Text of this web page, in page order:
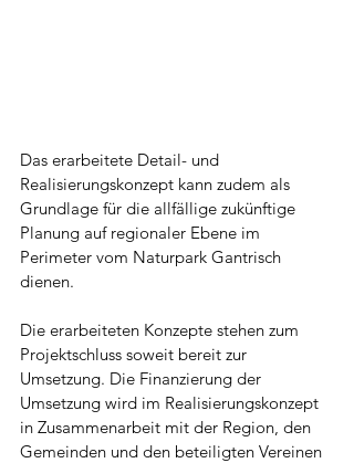
Das erarbeitete Detail- und
Realisierungskonzept kann zudem als
Grundlage für die allfällige zukünftige
Planung auf regionaler Ebene im
Perimeter vom Naturpark Gantrisch
dienen.
Die erarbeiteten Konzepte stehen zum
Projektschluss soweit bereit zur
Umsetzung. Die Finanzierung der
Umsetzung wird im Realisierungskonzept
in Zusammenarbeit mit der Region, den
Gemeinden und den beteiligten Vereinen